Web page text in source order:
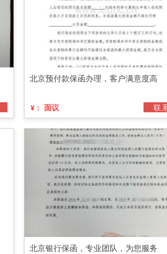
北京预付款保函办理，客户满意度高
¥： 面议 联
北京银行保函，专业团队，为您服务